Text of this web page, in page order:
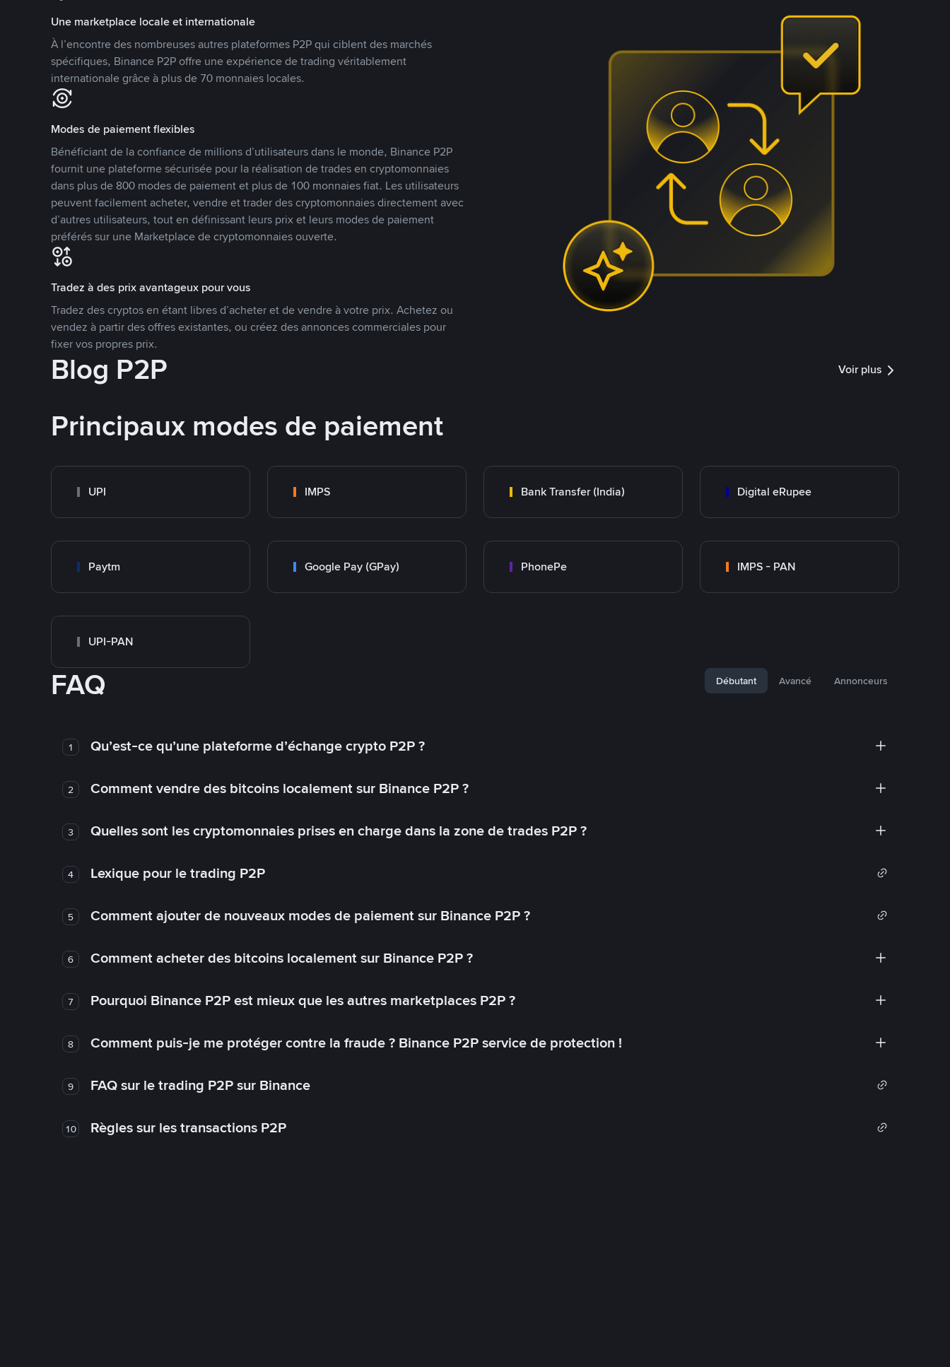
Une marketplace locale et internationale
À l’encontre des nombreuses autres plateformes P2P qui ciblent des marchés
spécifiques, Binance P2P offre une expérience de trading véritablement
internationale grâce à plus de 70 monnaies locales.
Modes de paiement flexibles
Bénéficiant de la confiance de millions d’utilisateurs dans le monde, Binance P2P
fournit une plateforme sécurisée pour la réalisation de trades en cryptomonnaies
dans plus de 800 modes de paiement et plus de 100 monnaies fiat. Les utilisateurs
peuvent facilement acheter, vendre et trader des cryptomonnaies directement avec
d’autres utilisateurs, tout en définissant leurs prix et leurs modes de paiement
préférés sur une Marketplace de cryptomonnaies ouverte.
Tradez à des prix avantageux pour vous
Tradez des cryptos en étant libres d’acheter et de vendre à votre prix. Achetez ou
vendez à partir des offres existantes, ou créez des annonces commerciales pour
fixer vos propres prix.
Blog P2P Voir plus
Principaux modes de paiement
UPI IMPS Bank Transfer (India) Digital eRupee
Paytm Google Pay (GPay) PhonePe IMPS - PAN
UPI-PAN
FAQ Débutant Avancé Annonceurs
1 Qu’est-ce qu’une plateforme d’échange crypto P2P ?
2 Comment vendre des bitcoins localement sur Binance P2P ?
3 Quelles sont les cryptomonnaies prises en charge dans la zone de trades P2P ?
4 Lexique pour le trading P2P
5 Comment ajouter de nouveaux modes de paiement sur Binance P2P ?
6 Comment acheter des bitcoins localement sur Binance P2P ?
7 Pourquoi Binance P2P est mieux que les autres marketplaces P2P ?
8 Comment puis-je me protéger contre la fraude ? Binance P2P service de protection !
9 FAQ sur le trading P2P sur Binance
10 Règles sur les transactions P2P